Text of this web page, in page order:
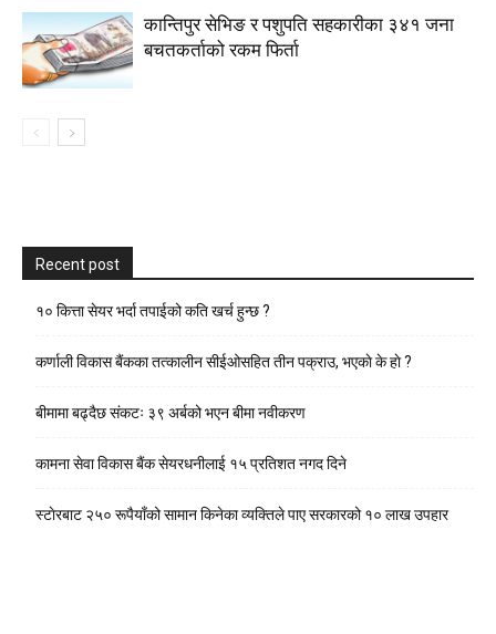
कान्तिपुर सेभिङ र पशुपति सहकारीका ३४१ जना
बचतकर्ताको रकम फिर्ता
Recent post
१० कित्ता सेयर भर्दा तपाईको कति खर्च हुन्छ ?
कर्णाली विकास बैंकका तत्कालीन सीईओसहित तीन पक्राउ, भएकाे के हाे ?
बीमामा बढ्दैछ संकटः ३९ अर्बको भएन बीमा नवीकरण
कामना सेवा विकास बैंक सेयरधनीलाई १५ प्रतिशत नगद दिने
स्टाेरबाट २५० रूपैयाँको सामान किनेका व्यक्तिले पाए सरकारको १० लाख उपहार